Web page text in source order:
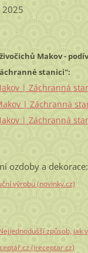
2025
Makov -
stanici":
| Záchranná
| Záchranná
| Záchranná
ozdoby a dekorace:
výrobu (novinky.cz)
způsob, jak
(ireceptar.cz)